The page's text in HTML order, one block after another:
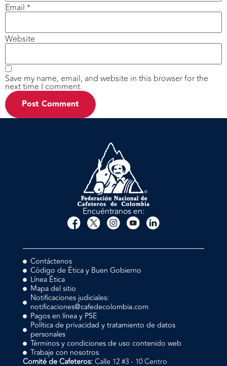
Email *
Website
Save my name, email, and website in this browser for the
next time I comment.
Encuéntranos en:
Contáctenos
Código de Ética y Buen Gobierno
Línea Ética
Mapa del sitio
Notificaciones judiciales:
notificaciones@cafedecolombia.com
Pagos en línea y PSE
Política de privacidad y tratamiento de datos
personales
Términos y condiciones de uso contenido web
Trabaje con nosotros
Comité de Cafeteros: Calle 12 #3 - 10 Centro